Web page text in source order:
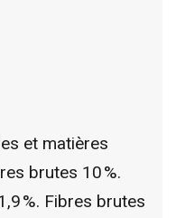
et matières
brutes 10 %.
%. Fibres brutes